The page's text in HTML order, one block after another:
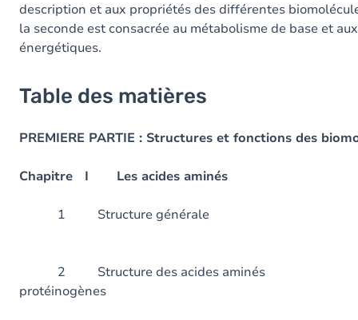
description et aux propriétés des différentes
la seconde est consacrée au métabolisme de base et
énergétiques.
Table des matières
PREMIERE PARTIE : Structures et fonctions des
Chapitre I Les acides aminés
1 Structure
2 Structure des acides aminés
protéinogènes